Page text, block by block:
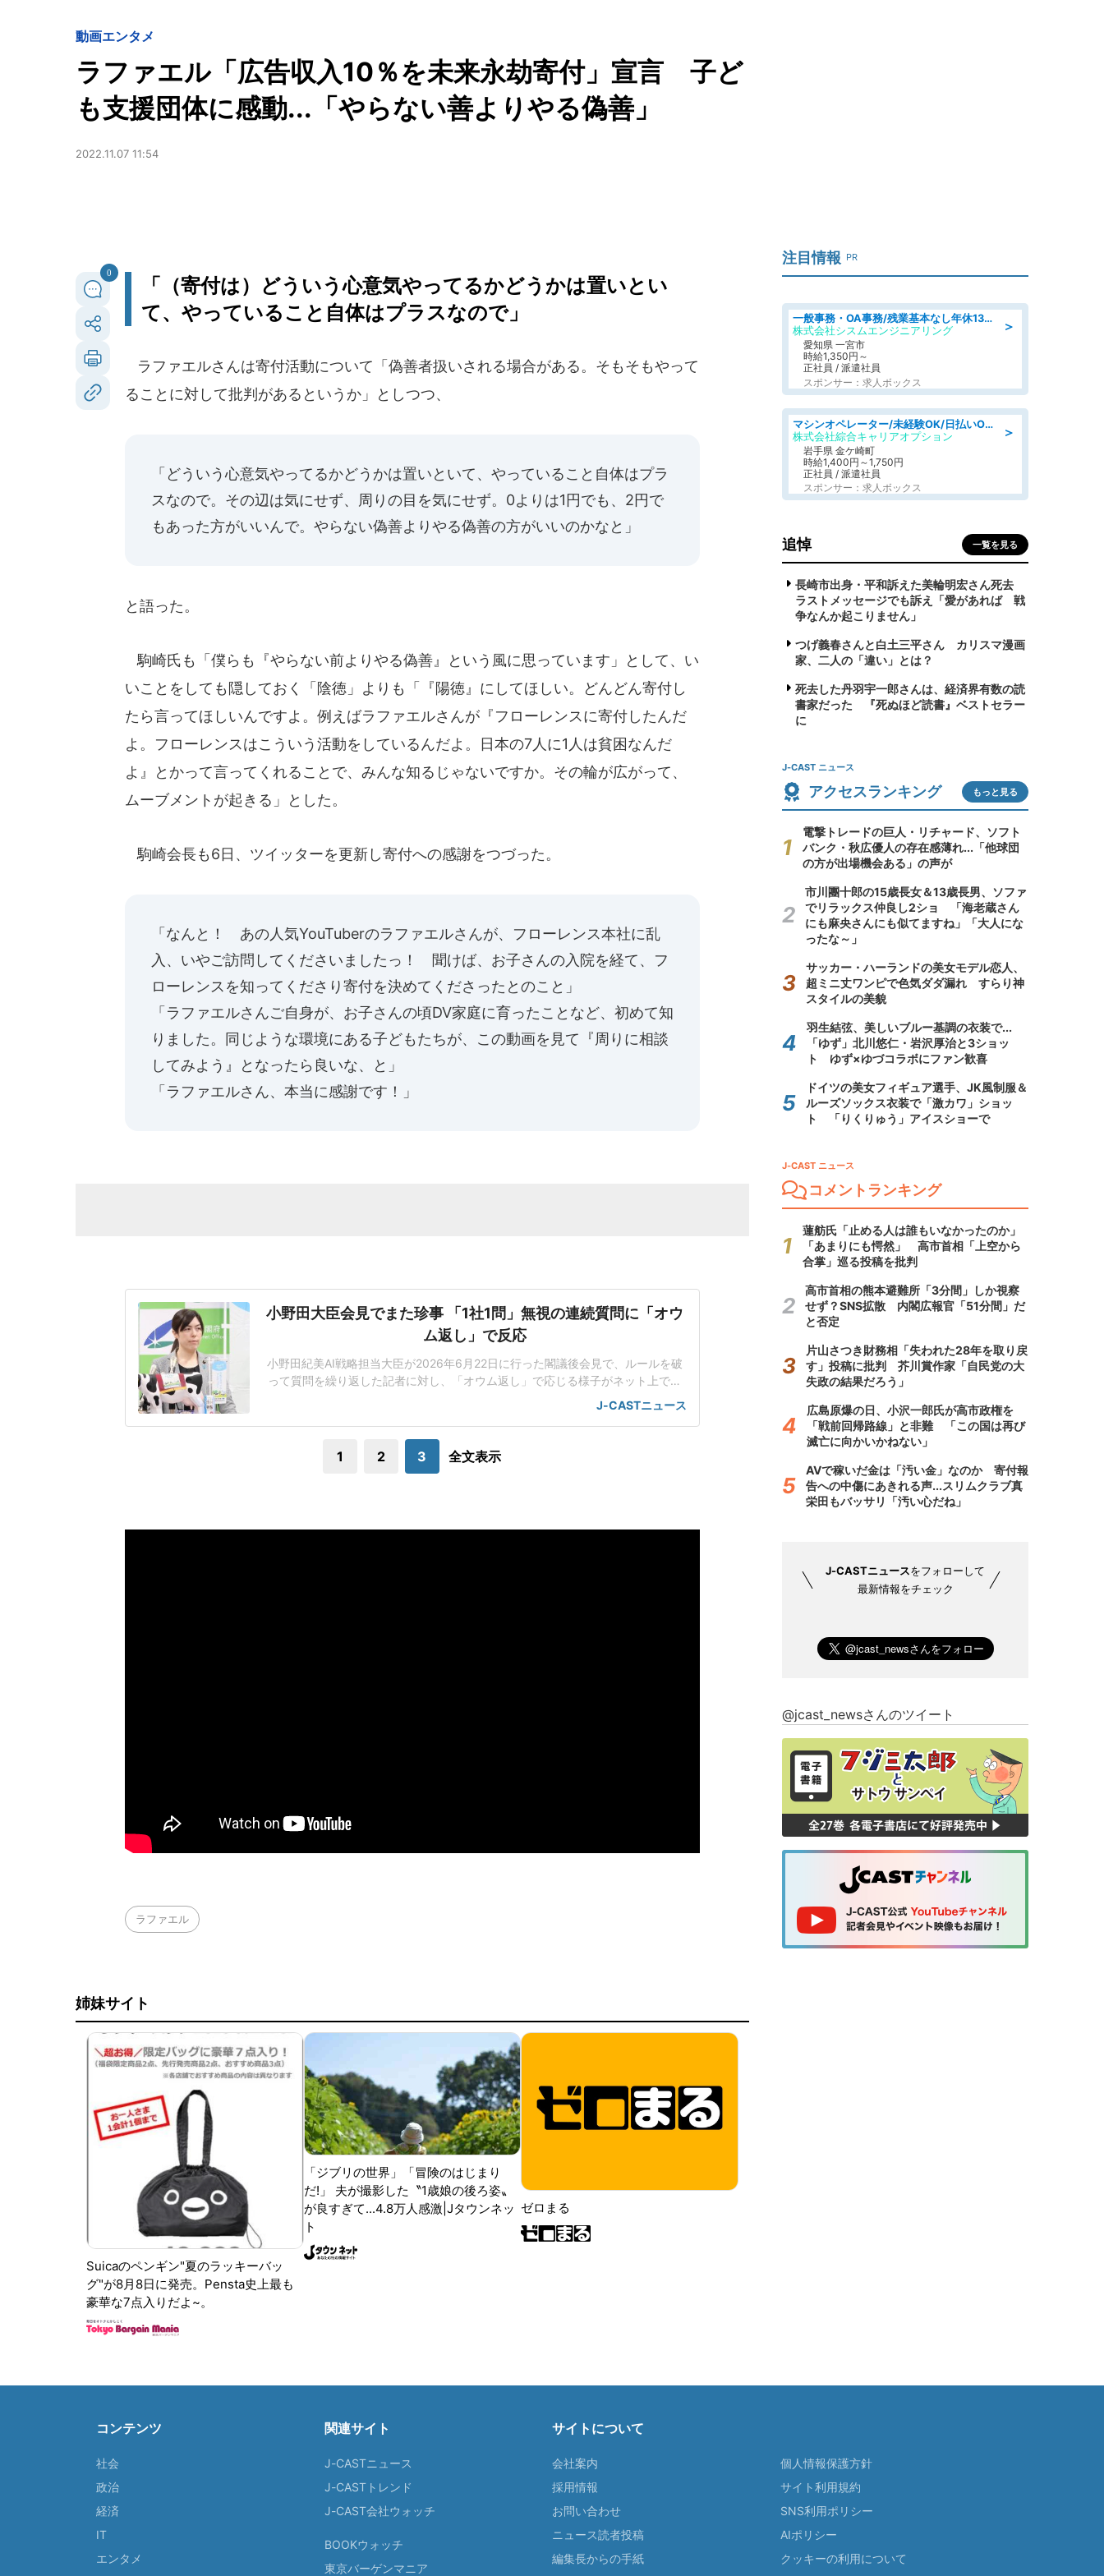
動画エンタメ
ラファエル「広告収入10％を未来永劫寄付」宣言 子ど
も支援団体に感動...「やらない善よりやる偽善」
2022.11.07 11:54
0
「（寄付は）どういう心意気やってるかどうかは置いとい
て、やっていること自体はプラスなので」
ラファエルさんは寄付活動について「偽善者扱いされる場合がある。そもそもやって
ることに対して批判があるというか」としつつ、
「どういう心意気やってるかどうかは置いといて、やっていること自体はプラ
スなので。その辺は気にせず、周りの目を気にせず。0よりは1円でも、2円で
もあった方がいいんで。やらない偽善よりやる偽善の方がいいのかなと」
と語った。
駒崎氏も「僕らも『やらない前よりやる偽善』という風に思っています」として、い
いことをしても隠しておく「陰徳」よりも「『陽徳』にしてほしい。どんどん寄付し
たら言ってほしいんですよ。例えばラファエルさんが『フローレンスに寄付したんだ
よ。フローレンスはこういう活動をしているんだよ。日本の7人に1人は貧困なんだ
よ』とかって言ってくれることで、みんな知るじゃないですか。その輪が広がって、
ムーブメントが起きる」とした。
駒崎会長も6日、ツイッターを更新し寄付への感謝をつづった。
「なんと！ あの人気YouTuberのラファエルさんが、フローレンス本社に乱
入、いやご訪問してくださいましたっ！ 聞けば、お子さんの入院を経て、フ
ローレンスを知ってくださり寄付を決めてくださったとのこと」
「ラファエルさんご自身が、お子さんの頃DV家庭に育ったことなど、初めて知
りました。同じような環境にある子どもたちが、この動画を見て『周りに相談
してみよう』となったら良いな、と」
「ラファエルさん、本当に感謝です！」
小野田大臣会見でまた珍事 「1社1問」無視の連続質問に「オウ
ム返し」で反応
小野田紀美AI戦略担当大臣が2026年6月22日に行った閣議後会見で、ルールを破
って質問を繰り返した記者に対し、「オウム返し」で応じる様子がネット上で話
題となっている。人工知能基本計画の改定素案めぐり応酬小野田氏は会見で、人
工知能基本計画の改定素案を決定したことを報告した。話題を集めているのは、
日に公開した「新しいスパコ
J-CASTニュース
1 2 3 全文表示
ラファエル
姉妹サイト
Suicaのペンギン"夏のラッキーバッ
グ"が8月8日に発売。Pensta史上最も
豪華な7点入りだよ~。
「ジブリの世界」「冒険のはじまり
だ!」 夫が撮影した〝1歳娘の後ろ姿〟
が良すぎて...4.8万人感激|Jタウンネッ
ト
ゼロまる
注目情報 PR
＞
一般事務・OA事務/残業基本なし年休130日社保完備の一般・調達事務
株式会社シスムエンジニアリング
愛知県 一宮市
時給1,350円～
正社員 / 派遣社員
スポンサー：求人ボックス
＞
マシンオペレーター/未経験OK/日払いOK/寮完備/交替制/20・30・40代活躍中
株式会社綜合キャリアオプション
岩手県 金ケ崎町
時給1,400円～1,750円
正社員 / 派遣社員
スポンサー：求人ボックス
追悼 一覧を見る
長崎市出身・平和訴えた美輪明宏さん死去
ラストメッセージでも訴え「愛があれば 戦
争なんか起こりません」
つげ義春さんと白土三平さん カリスマ漫画
家、二人の「違い」とは？
死去した丹羽宇一郎さんは、経済界有数の読
書家だった 『死ぬほど読書』ベストセラー
に
J-CAST ニュース
アクセスランキング もっと見る
電撃トレードの巨人・リチャード、ソフト
バンク・秋広優人の存在感薄れ...「他球団
の方が出場機会ある」の声が
市川團十郎の15歳長女＆13歳長男、ソファ
でリラックス仲良し2ショ 「海老蔵さん
にも麻央さんにも似てますね」「大人にな
ったな～」
サッカー・ハーランドの美女モデル恋人、
超ミニ丈ワンピで色気ダダ漏れ すらり神
スタイルの美貌
羽生結弦、美しいブルー基調の衣装で...
「ゆず」北川悠仁・岩沢厚治と3ショッ
ト ゆず×ゆづコラボにファン歓喜
ドイツの美女フィギュア選手、JK風制服＆
ルーズソックス衣装で「激カワ」ショッ
ト 「りくりゅう」アイスショーで
J-CAST ニュース
コメントランキング
蓮舫氏「止める人は誰もいなかったのか」
「あまりにも愕然」 高市首相「上空から
合掌」巡る投稿を批判
高市首相の熊本避難所「3分間」しか視察
せず？SNS拡散 内閣広報官「51分間」だ
と否定
片山さつき財務相「失われた28年を取り戻
す」投稿に批判 芥川賞作家「自民党の大
失政の結果だろう」
広島原爆の日、小沢一郎氏が高市政権を
「戦前回帰路線」と非難 「この国は再び
滅亡に向かいかねない」
AVで稼いだ金は「汚い金」なのか 寄付報
告への中傷にあきれる声...スリムクラブ真
栄田もバッサリ「汚い心だね」
J-CASTニュースをフォローして
最新情報をチェック
@jcast_newsさんのツイート
コンテンツ
社会
政治
経済
IT
エンタメ
関連サイト
J-CASTニュース
J-CASTトレンド
J-CAST会社ウォッチ
BOOKウォッチ
東京バーゲンマニア
サイトについて
会社案内
採用情報
お問い合わせ
ニュース読者投稿
編集長からの手紙
個人情報保護方針
サイト利用規約
SNS利用ポリシー
AIポリシー
クッキーの利用について